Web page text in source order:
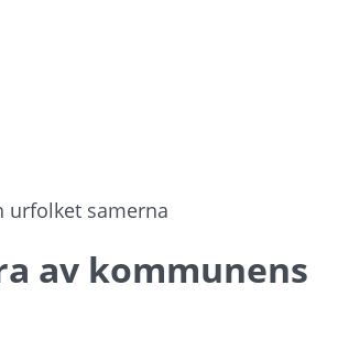
samerna
av kommunens